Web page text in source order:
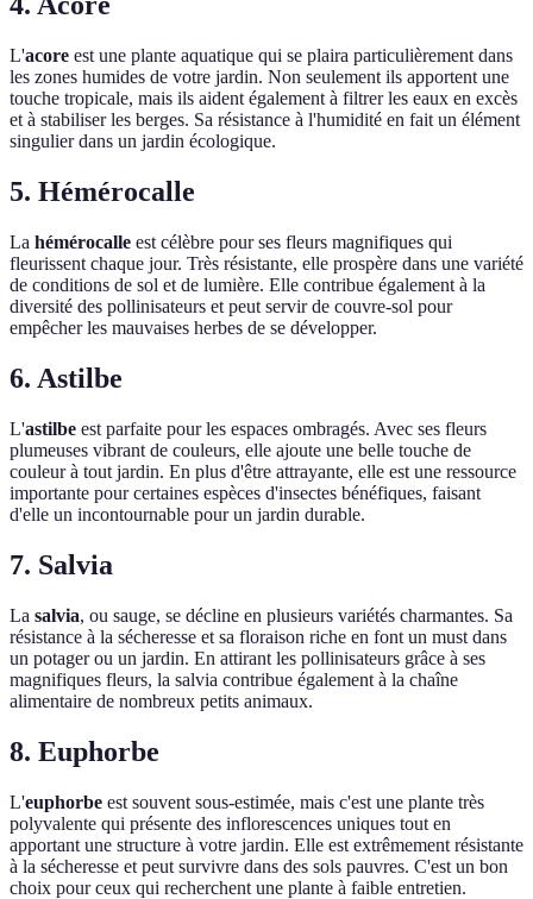
L'acore est une plante aquatique qui se plaira particulièrement dans
les zones humides de votre jardin. Non seulement ils apportent une
touche tropicale, mais ils aident également à filtrer les eaux en excès
et à stabiliser les berges. Sa résistance à l'humidité en fait un élément
singulier dans un jardin écologique.
5. Hémérocalle
La hémérocalle est célèbre pour ses fleurs magnifiques qui
fleurissent chaque jour. Très résistante, elle prospère dans une variété
de conditions de sol et de lumière. Elle contribue également à la
diversité des pollinisateurs et peut servir de couvre-sol pour
empêcher les mauvaises herbes de se développer.
6. Astilbe
L'astilbe est parfaite pour les espaces ombragés. Avec ses fleurs
plumeuses vibrant de couleurs, elle ajoute une belle touche de
couleur à tout jardin. En plus d'être attrayante, elle est une ressource
importante pour certaines espèces d'insectes bénéfiques, faisant
d'elle un incontournable pour un jardin durable.
7. Salvia
La salvia, ou sauge, se décline en plusieurs variétés charmantes. Sa
résistance à la sécheresse et sa floraison riche en font un must dans
un potager ou un jardin. En attirant les pollinisateurs grâce à ses
magnifiques fleurs, la salvia contribue également à la chaîne
alimentaire de nombreux petits animaux.
8. Euphorbe
L'euphorbe est souvent sous-estimée, mais c'est une plante très
polyvalente qui présente des inflorescences uniques tout en
apportant une structure à votre jardin. Elle est extrêmement résistante
à la sécheresse et peut survivre dans des sols pauvres. C'est un bon
choix pour ceux qui recherchent une plante à faible entretien.